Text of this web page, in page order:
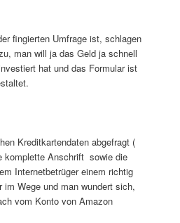
fingierten Umfrage ist, schlagen
man will ja das Geld ja schnell
hat und das Formular ist
Kreditkartendaten abgefragt (
komplette Anschrift sowie die
Internetbetrüger einem richtig
Wege und man wundert sich,
vom Konto von Amazon